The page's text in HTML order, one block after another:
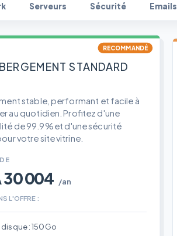
Serveurs Sécurité Emails
RECOMMANDÉ
STANDARD
stable, performant et facile à
au quotidien. Profitez d'une
de 99.9% et d'une sécurité
votre site vitrine.
30 004 /an
L'OFFRE :
: 150Go